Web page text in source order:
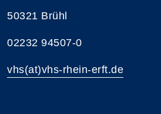
50321 Brühl
02232 94507-0
vhs(at)vhs-rhein-erft.de